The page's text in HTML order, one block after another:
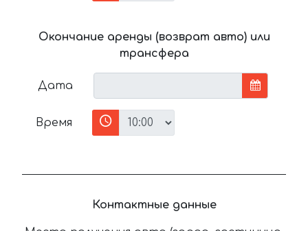
Окончание аренды (возврат авто) или
трансфера
Дата
Время
Контактные данные